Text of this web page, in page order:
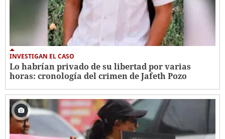
INVESTIGAN EL CASO
Lo habrían privado de su libertad por varias
horas: cronología del crimen de Jafeth Pozo